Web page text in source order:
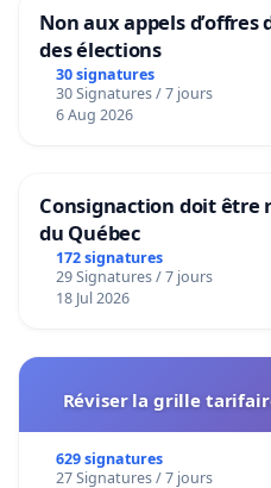
Non aux appels
des élections
30 signatures
30 Signatures / 7 jours
6 Aug 2026
Consignaction doit être
du Québec
172 signatures
29 Signatures / 7 jours
18 Jul 2026
Réviser la grille
629 signatures
27 Signatures / 7 jours